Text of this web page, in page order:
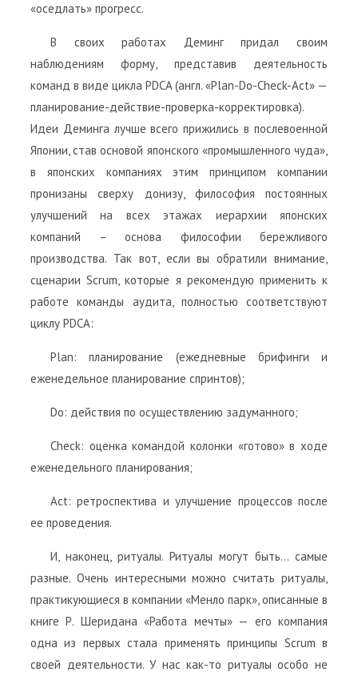
«оседлать» прогресс.
В своих работах Деминг придал своим
наблюдениям форму, представив деятельность
команд в виде цикла PDCA (англ. «Plan-Do-Check-Act» —
планирование-действие-проверка-корректировка).
Идеи Деминга лучше всего прижились в послевоенной
Японии, став основой японского «промышленного чуда»,
в японских компаниях этим принципом компании
пронизаны сверху донизу, философия постоянных
улучшений на всех этажах иерархии японских
компаний – основа философии бережливого
производства. Так вот, если вы обратили внимание,
сценарии Scrum, которые я рекомендую применить к
работе команды аудита, полностью соответствуют
циклу PDCA:
Рlan: планирование (ежедневные брифинги и
еженедельное планирование спринтов);
Do: действия по осуществлению задуманного;
Check: оценка командой колонки «готово» в ходе
еженедельного планирования;
Act: ретроспектива и улучшение процессов после
ее проведения.
И, наконец, ритуалы. Ритуалы могут быть… самые
разные. Очень интересными можно считать ритуалы,
практикующиеся в компании «Менло парк», описанные в
книге Р. Шеридана «Работа мечты» — его компания
одна из первых стала применять принципы Scrum в
своей деятельности. У нас как-то ритуалы особо не